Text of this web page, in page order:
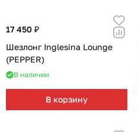
17 450 ₽
Шезлонг Inglesina Lounge
(PEPPER)
В наличии
В корзину